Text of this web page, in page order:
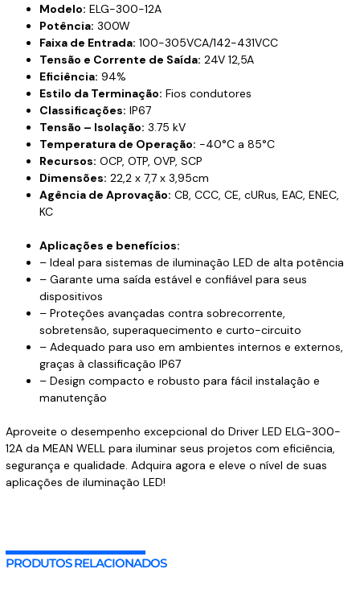
Modelo: ELG-300-12A
Potência: 300W
Faixa de Entrada: 100-305VCA/142-431VCC
Tensão e Corrente de Saída: 24V 12,5A
Eficiência: 94%
Estilo da Terminação: Fios condutores
Classificações: IP67
Tensão – Isolação: 3.75 kV
Temperatura de Operação: -40°C a 85°C
Recursos: OCP, OTP, OVP, SCP
Dimensões: 22,2 x 7,7 x 3,95cm
Agência de Aprovação: CB, CCC, CE, cURus, EAC, ENEC,
KC
Aplicações e benefícios:
– Ideal para sistemas de iluminação LED de alta potência
– Garante uma saída estável e confiável para seus
dispositivos
– Proteções avançadas contra sobrecorrente,
sobretensão, superaquecimento e curto-circuito
– Adequado para uso em ambientes internos e externos,
graças à classificação IP67
– Design compacto e robusto para fácil instalação e
manutenção
Aproveite o desempenho excepcional do Driver LED ELG-300-
12A da MEAN WELL para iluminar seus projetos com eficiência,
segurança e qualidade. Adquira agora e eleve o nível de suas
aplicações de iluminação LED!
PRODUTOS RELACIONADOS